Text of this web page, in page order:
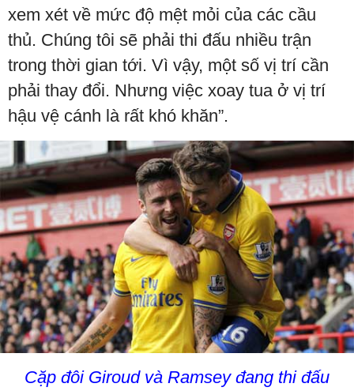
xem xét về mức độ mệt mỏi của các cầu
thủ. Chúng tôi sẽ phải thi đấu nhiều trận
trong thời gian tới. Vì vậy, một số vị trí cần
phải thay đổi. Nhưng việc xoay tua ở vị trí
hậu vệ cánh là rất khó khăn”.
Cặp đôi Giroud và Ramsey đang thi đấu